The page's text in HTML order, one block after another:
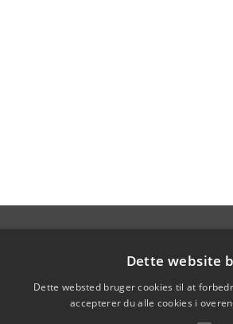
Dette website
Dette websted bruger cookies til at
accepterer du alle cookies i